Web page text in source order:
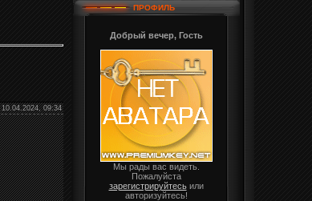
10.04.2024, 09:34
ПРОФИЛЬ
Добрый вечер, Гость
Мы рады вас видеть.
Пожалуйста
зарегистрируйтесьили
авторизуйтесь!